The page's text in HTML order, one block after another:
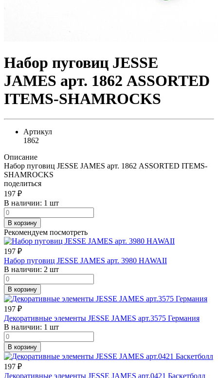
Набор пуговиц JESSE
JAMES арт. 1862 ASSORTED
ITEMS-SHAMROCKS
Артикул
1862
Описание
Набор пуговиц JESSE JAMES арт. 1862 ASSORTED ITEMS-
SHAMROCKS
поделиться
197 ₽
В наличии: 1 шт
В корзину
Рекомендуем посмотреть
197 ₽
Набор пуговиц JESSE JAMES арт. 3980 HAWAII
В наличии: 2 шт
В корзину
197 ₽
Декоративные элементы JESSE JAMES арт.3575 Германия
В наличии: 1 шт
В корзину
197 ₽
Декоративные элементы JESSE JAMES арт.0421 Баскетболл